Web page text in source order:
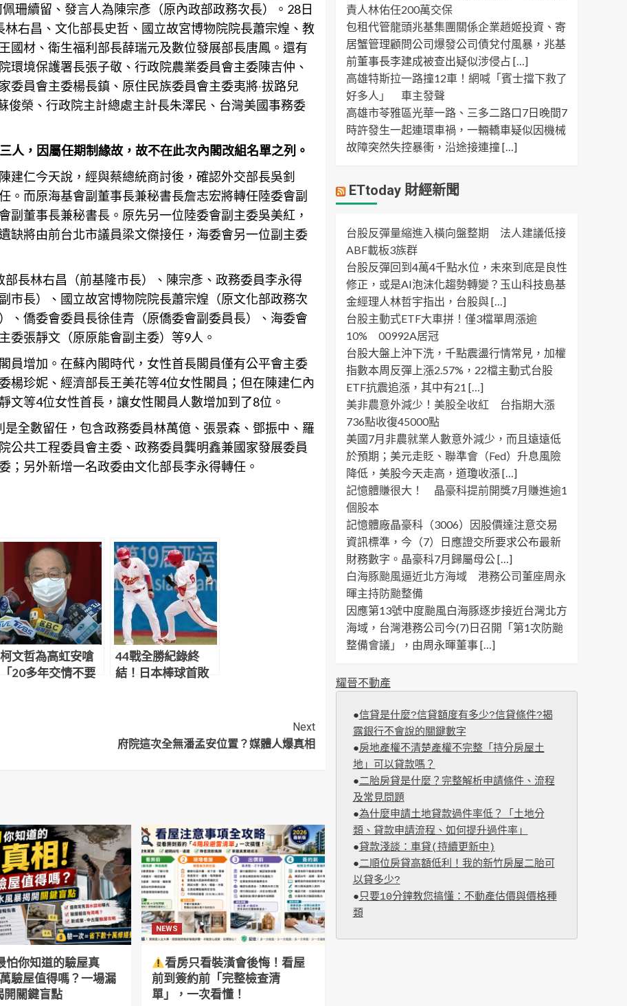
珊續留、發言人為陳宗彥（原內政部政務次長）。28日
右昌、文化部長史哲、國立故宮博物院院長蕭宗煌、教
國材、衛生福利部長薛瑞元及數位發展部長唐鳳。還有
環境保護署長張子敬、行政院農業委員會主委陳吉仲、
委員會主委楊長鎮、原住民族委員會主委夷將‧拔路兒
俊榮、行政院主計總處主計長朱澤民、台灣美國事務委
人，因屬任期制緣故，故不在此次內閣改組名單之列。
建仁今天說，經與蔡總統商討後，確認外交部長吳釗
。而原海基會副董事長兼秘書長詹志宏將轉任陸委會副
副董事長兼秘書長。原先另一位陸委會副主委吳美紅，
缺將由前台北市議員梁文傑接任，海委會另一位副主委
部長林右昌（前基隆市長）、陳宗彥、政務委員李永得
市長）、國立故宮博物院院長蕭宗煌（原文化部政務次
、僑委會委員長徐佳青（原僑委會副委員長）、海委會
委張靜文（原原能會副主委）等9人。
員增加。在蘇內閣時代，女性首長閣員僅有公平會主委
楊珍妮、經濟部長王美花等4位女性閣員；但在陳建仁內
文等4位女性首長，讓女性閣員人數增加到了8位。
全數留任，包含政務委員林萬億、張景森、鄧振中、羅
公共工程委員會主委、政務委員龔明鑫兼國家發展委員
；另外新增一名政委由文化部長李永得轉任。
柯文哲為高虹安嗆
「20多年交情不要
44戰全勝紀錄終
結！日本棒球首敗
Next
府院這次全無潘孟安位置？媒體人爆真相
怕你知道的驗屋真
驗屋值得嗎？一場漏
開關鍵盲點
NEWS
看房只看裝潢會後悔！看屋
前到簽約前「完整檢查清
單」，一次看懂！
責人林佑任200萬交保
包租代管龍頭兆基集團關係企業趙姬投資、寄
居蟹管理顧問公司爆發公司債兌付風暴，兆基
前董事長李建成被查出疑似涉侵占 […]
高雄特斯拉一路撞12車！網喊「賓士擋下救了
好多人」 車主發聲
高雄市苓雅區光華一路、三多二路口7日晚間7
時許發生一起連環車禍，一輛轎車疑似因機械
故障突然失控暴衝，沿途接連撞 […]
ETtoday 財經新聞
台股反彈量縮進入橫向盤整期 法人建議低接
ABF載板3族群
台股反彈回到4萬4千點水位，未來到底是良性
修正，或是AI泡沫化趨勢轉變？玉山科技島基
金經理人林哲宇指出，台股與 […]
台股主動式ETF大車拼！僅3檔單周漲逾
10% 00992A居冠
台股大盤上沖下洗，千點震盪行情常見，加權
指數本周反彈上漲2.57%，22檔主動式台股
ETF抗震追漲，其中有21 […]
美非農意外減少！美股全收紅 台指期大漲
736點收復45000點
美國7月非農就業人數意外減少，而且遠遠低
於預期；美元走貶、聯準會（Fed）升息風險
降低，美股今天走高，道瓊收漲 […]
記憶體賺很大！ 晶豪科提前開獎7月賺進逾1
個股本
記憶體廠晶豪科（3006）因股價達注意交易
資訊標準，今（7）日應證交所要求公布最新
財務數字。晶豪科7月歸屬母公 […]
白海豚颱風逼近北方海域 港務公司董座周永
暉主持防颱整備
因應第13號中度颱風白海豚逐步接近台灣北方
海域，台灣港務公司今(7)日召開「第1次防颱
整備會議」，由周永暉董事 […]
耀晉不動產
●信貸是什麼?信貸額度有多少?信貸條件?揭
露銀行不會說的關鍵數字
●房地產權不清楚產權不完整「持分房屋土
地」可以貸款嗎？
●二胎房貸是什麼？完整解析申請條件、流程
及常見問題
●為什麼申請土地貸款過件率低？「土地分
類、貸款申請流程、如何提升過件率」
●貸款淺談：車貸(持續更新中)
●二順位房貸高額低利！我的新竹房屋二胎可
以貸多少?
●只要10分鐘教您搞懂：不動產估價與價格種
類